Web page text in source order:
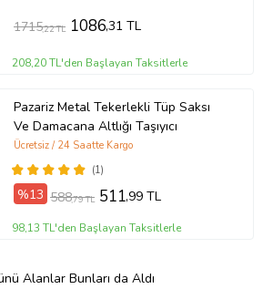
1715,22 TL 1086,31 TL
208,20 TL'den Başlayan Taksitlerle
Pazariz Metal Tekerlekli Tüp Saksı
Ve Damacana Altlığı Taşıyıcı
(1)
Ücretsiz / 24 Saatte Kargo
%13 588,79 TL 511,99 TL
98,13 TL'den Başlayan Taksitlerle
Alanlar Bunları da Aldı